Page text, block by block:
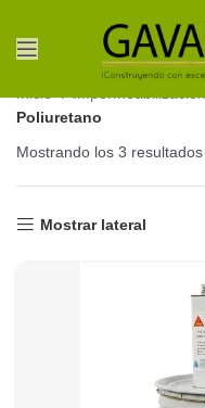
Poliuretano
Mostrando los 3 resultados
Mostrar lateral